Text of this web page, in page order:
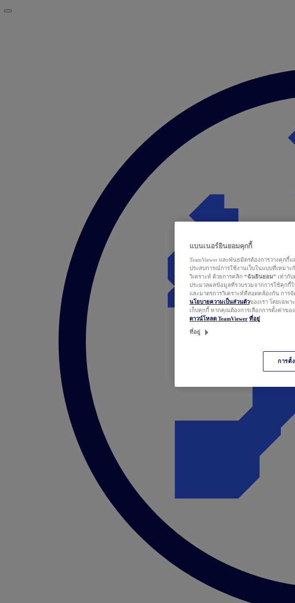
แบนเนอร์ยินยอมคุกกี้
TeamViewer และพันธมิตรต้องการวางคุก
ประสบการณ์การใช้งานเว็บในแบบที่เหมาะ
วิเคราะห์ ด้วยการคลิก “ฉันยินยอม” เท่ากั
ประมวลผลข้อมูลที่รวบรวมจากการใช้คุก
และมาตรการวิเคราะห์ที่สอดคล้องกัน การ
นโยบายความเป็นส่วนตัวของเรา โดยเฉพ
เก็บคุกกี้ หากคุณต้องการเลือกการตั้งค่าขอ
ดาวน์โหลด TeamViewer ที่อยู่
ที่อยู่
การตั้